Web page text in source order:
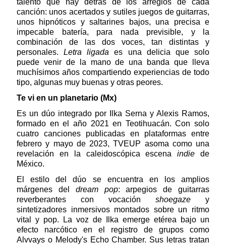
talento que hay detrás de los arreglos de cada
canción: unos acertados y sutiles juegos de guitarras,
unos hipnóticos y saltarines bajos, una precisa e
impecable batería, para nada previsible, y la
combinación de las dos voces, tan distintas y
personales.Letra ligada es una delicia que solo
puede venir de la mano de una banda que lleva
muchísimos años compartiendo experiencias de todo
tipo, algunas muy buenas y otras peores.
Te vi en un planetario (Mx)
Es un dúo integrado por Ilka Serna y Alexis Ramos,
formado en el año 2021 en Teotihuacán. Con solo
cuatro canciones publicadas en plataformas entre
febrero y mayo de 2023, TVEUP asoma como una
revelación en la caleidoscópica escenaindie de
México.
El estilo del dúo se encuentra en los amplios
márgenes del dream pop: arpegios de guitarras
reverberantes con vocación shoegaze y
sintetizadores inmersivos montados sobre un ritmo
vital y pop. La voz de Ilka emerge etérea bajo un
efecto narcótico en el registro de grupos como
Alvvays o Melody's Echo Chamber. Sus letras tratan